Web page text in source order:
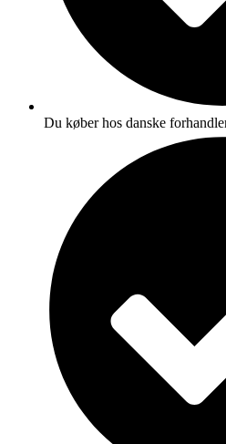
Du køber hos danske